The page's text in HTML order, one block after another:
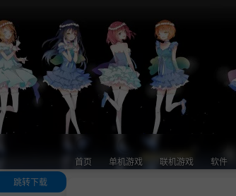
首页 单机游戏 联机游戏 软件
跳转下载